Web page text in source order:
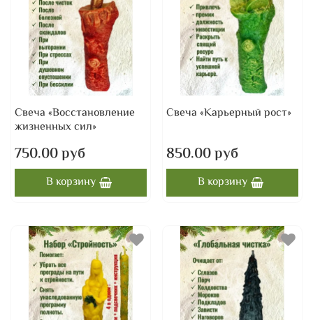
Свеча «Восстановление
жизненных сил»
750.00 руб
В корзину
Свеча «Карьерный рост»
850.00 руб
В корзину